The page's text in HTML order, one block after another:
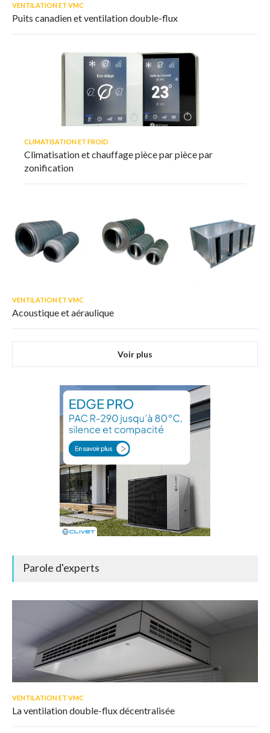
VENTILATION ET VMC
Puits canadien et ventilation double-flux
CLIMATISATION ET FROID
Climatisation et chauffage pièce par pièce par
zonification
VENTILATION ET VMC
Acoustique et aéraulique
Voir plus
Parole d'experts
VENTILATION ET VMC
La ventilation double-flux décentralisée